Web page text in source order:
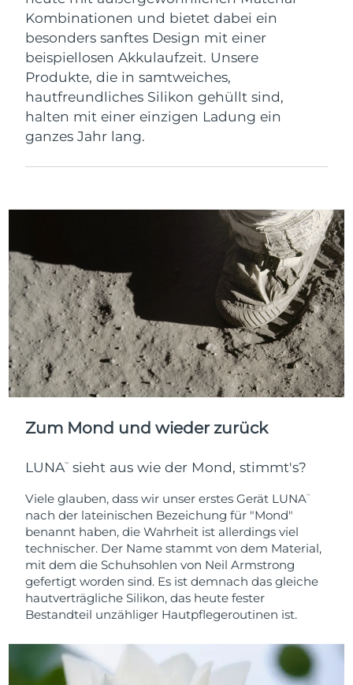
Kombinationen und bietet dabei ein
besonders sanftes Design mit einer
beispiellosen Akkulaufzeit. Unsere
Produkte, die in samtweiches,
hautfreundliches Silikon gehüllt sind,
halten mit einer einzigen Ladung ein
ganzes Jahr lang.
Zum Mond und wieder zurück
LUNA™ sieht aus wie der Mond, stimmt's?
Viele glauben, dass wir unser erstes Gerät LUNA™
nach der lateinischen Bezeichung für "Mond"
benannt haben, die Wahrheit ist allerdings viel
technischer. Der Name stammt von dem Material,
mit dem die Schuhsohlen von Neil Armstrong
gefertigt worden sind. Es ist demnach das gleiche
hautverträgliche Silikon, das heute fester
Bestandteil unzähliger Hautpflegeroutinen ist.